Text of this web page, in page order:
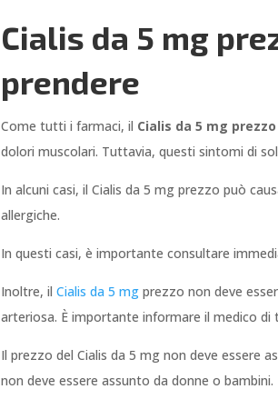
Cialis da 5 mg
prendere
Come tutti i farmaci, il Cialis da 5 mg prezzo
dolori muscolari. Tuttavia, questi sintomi di
In alcuni casi, il Cialis da 5 mg prezzo può
allergiche.
In questi casi, è importante consultare
Inoltre, ilCialis da 5 mg prezzo non deve
arteriosa. È importante informare il medico
Il prezzo del Cialis da 5 mg non deve essere
non deve essere assunto da donne o bambini.